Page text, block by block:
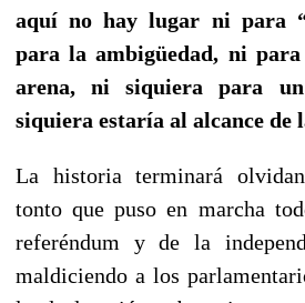
aquí no hay lugar ni para
para la ambigüedad, ni
arena, ni siquiera para
siquiera estaría al alcance de
La historia terminará
tonto que puso en marcha
referéndum y de la
maldiciendo a los